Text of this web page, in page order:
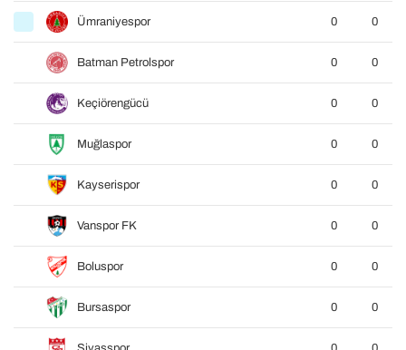
Ümraniyespor 0 0
Batman Petrolspor 0 0
Keçiörengücü 0 0
Muğlaspor 0 0
Kayserispor 0 0
Vanspor FK 0 0
Boluspor 0 0
Bursaspor 0 0